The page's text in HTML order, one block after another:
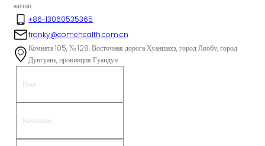
жизни.
+86-13060535365
franky@comehealth.com.cn
Комната 105, № 128, Восточная дорога Хуаншахэ, город Ляобу, город
Дунгуань, провинция Гуандун